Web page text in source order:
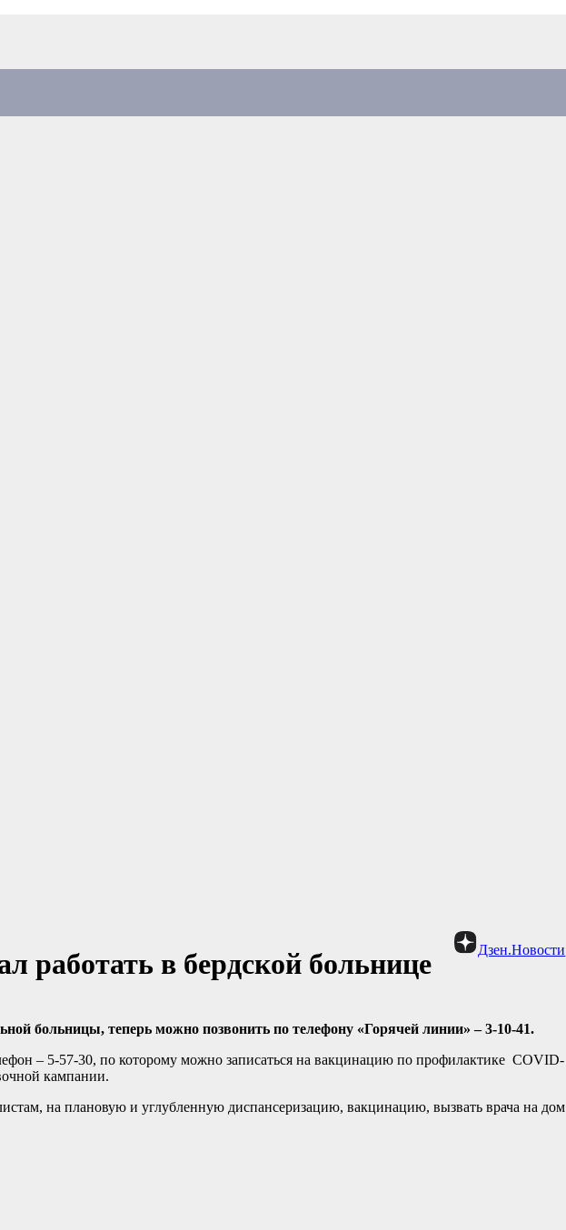
Дзен.Новости
работать в бердской больнице
больницы, теперь можно позвонить по телефону «Горячей линии» – 3-10-41.
– 5-57-30, по которому можно записаться на вакцинацию по профилактике COVID-
кампании.
на плановую и углубленную диспансеризацию, вакцинацию, вызвать врача на дом